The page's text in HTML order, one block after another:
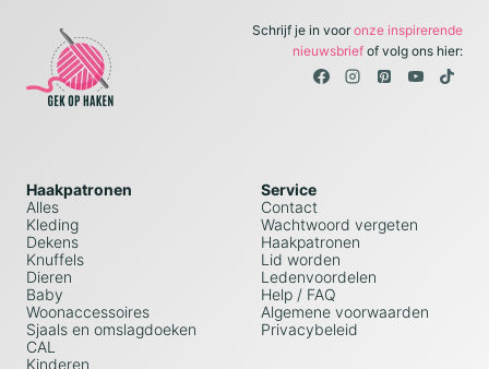
Schrijf je in vooronze inspirerende
nieuwsbriefof volg ons hier:
Haakpatronen
Alles
Kleding
Dekens
Knuffels
Dieren
Baby
Woonaccessoires
Sjaals en omslagdoeken
CAL
Kinderen
Service
Contact
Wachtwoord vergeten
Haakpatronen
Lid worden
Ledenvoordelen
Help / FAQ
Algemene voorwaarden
Privacybeleid